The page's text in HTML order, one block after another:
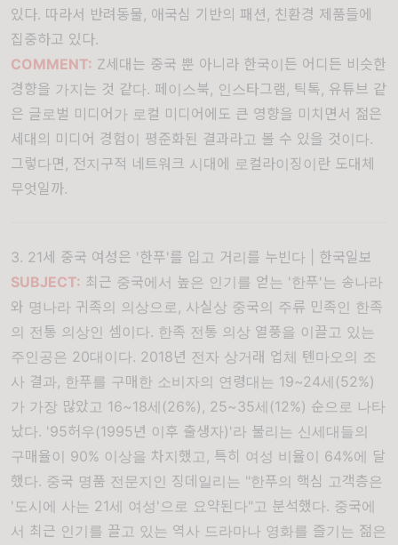
있다. 따라서 반려동물, 애국심 기반의 패션, 친환경 제품들에
집중하고 있다.
COMMENT: Z세대는 중국 뿐 아니라 한국이든 어디든 비슷한
경향을 가지는 것 같다. 페이스북, 인스타그램, 틱톡, 유튜브 같
은 글로벌 미디어가 로컬 미디어에도 큰 영향을 미치면서 젊은
세대의 미디어 경험이 평준화된 결과라고 볼 수 있을 것이다.
그렇다면, 전지구적 네트워크 시대에 로컬라이징이란 도대체
무엇일까.
3. 21세 중국 여성은 '한푸'를 입고 거리를 누빈다 | 한국일보
SUBJECT: 최근 중국에서 높은 인기를 얻는 '한푸'는 송나라
와 명나라 귀족의 의상으로, 사실상 중국의 주류 민족인 한족
의 전통 의상인 셈이다. 한족 전통 의상 열풍을 이끌고 있는
주인공은 20대이다. 2018년 전자 상거래 업체 톈마오의 조
사 결과, 한푸를 구매한 소비자의 연령대는 19~24세(52%)
가 가장 많았고 16~18세(26%), 25~35세(12%) 순으로 나타
났다. '95허우(1995년 이후 출생자)'라 불리는 신세대들의
구매율이 90% 이상을 차지했고, 특히 여성 비율이 64%에 달
했다. 중국 명품 전문지인 징데일리는 "한푸의 핵심 고객층은
'도시에 사는 21세 여성'으로 요약된다"고 분석했다. 중국에
서 최근 인기를 끌고 있는 역사 드라마나 영화를 즐기는 젊은